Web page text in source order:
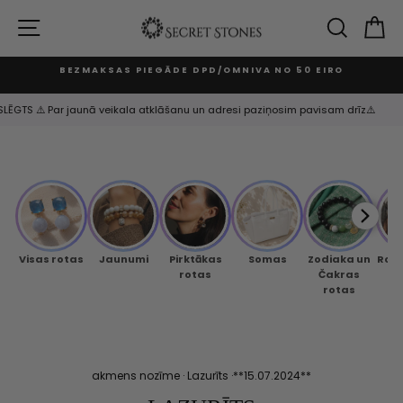
turpināt
VIETNES NAVIGĀCIJA
BEZMAKSAS PIEGĀDE DPD/OMNIVA NO 50 EIRO
⚠️ Par jaunā veikala atklāšanu un adresi paziņosim pavisam drīz⚠️
Visas rotas Jaunumi
Pirktākas
rotas
Somas
Zodiaka un
Čakras
rotas
akmens nozīme · Lazurīts ·**15.07.2024**